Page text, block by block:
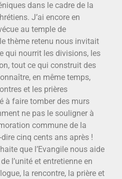
dans le cadre de la
J’ai encore en
au temple de
thème retenu nous invitait
qui nourrit les divisions, les
tout ce qui construit des
en même temps,
et les prières
à faire tomber des murs
ne pas le souligner à
commune de la
dire cinq cents ans après !
que l’Evangile nous aide
l’unité et entretienne en
la rencontre, la prière et